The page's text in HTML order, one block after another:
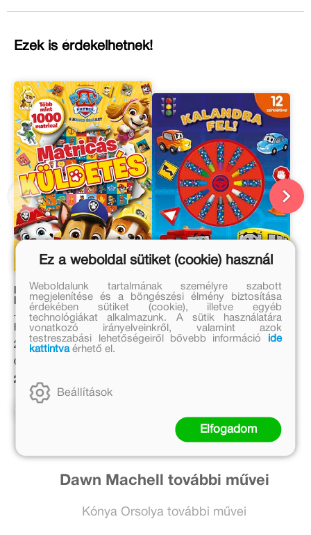
Ezek is érdekelhetnek!
Mancs Őrjárat – Matricás
küldetés
Eredeti ár:
2 499 Ft
Online ár:
2 049 Ft
Kosárba
Kalandra fel!
Eredeti ár:
2 499 Ft
Dawn Machell további művei
Kónya Orsolya további művei
Ez a weboldal sütiket (cookie) használ
Weboldalunk tartalmának személyre szabott
megjelenítése és a böngészési élmény biztosítása
érdekében sütiket (cookie), illetve egyéb
technológiákat alkalmazunk. A sütik használatára
vonatkozó irányelveinkről, valamint azok
testreszabási lehetőségeiről bővebb információ
ide
kattintvaérhető el.
Beállítások
Elfogadom